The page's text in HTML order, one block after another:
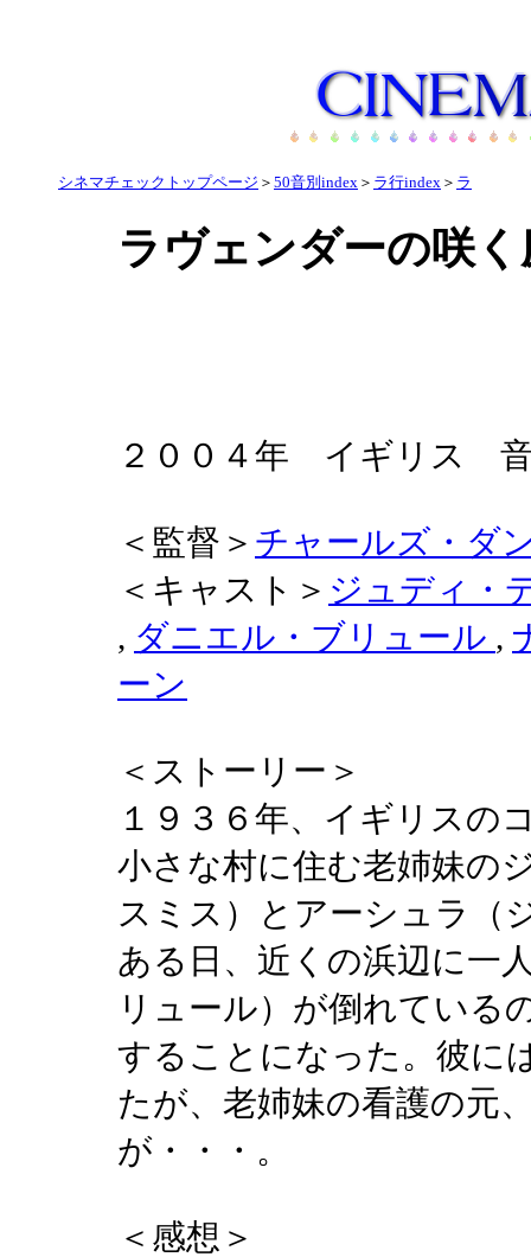
シネマチェックトップページ ＞ 50音別index ＞ ラ行index ＞ ラ
ラヴェンダーの咲
２００４年 イギリス
＜監督＞ チャールズ・ダ
＜キャスト＞ ジュディ・
, ダニエル・ブリュール ,
ーン
＜ストーリー＞
１９３６年、イギリスの
小さな村に住む老姉妹の
スミス）とアーシュラ（
ある日、近くの浜辺に一
リュール）が倒れている
することになった。彼に
たが、老姉妹の看護の元
が・・・。
＜感想＞